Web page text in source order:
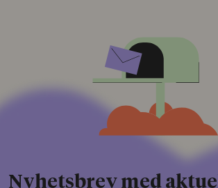
Nyhetsbrev med